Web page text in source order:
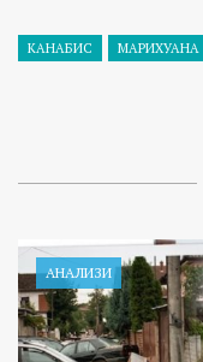
КАНАБИС МАРИХУАНА
АНАЛИЗИ